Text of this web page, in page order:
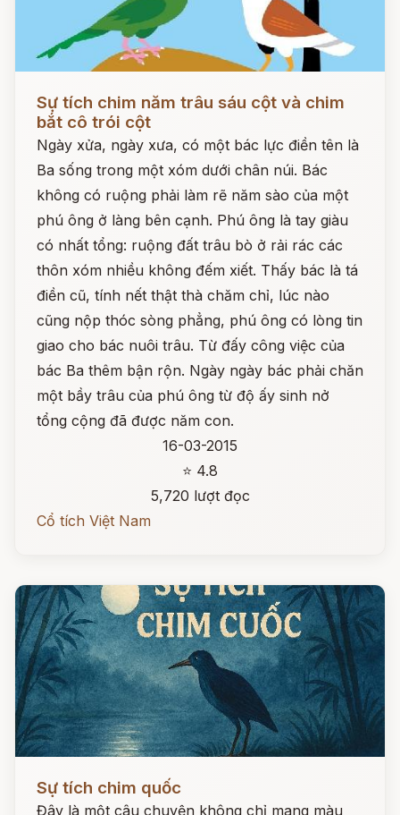
Sự tích chim năm trâu sáu cột và chim
bắt cô trói cột
Ngày xửa, ngày xưa, có một bác lực điền tên là
Ba sống trong một xóm dưới chân núi. Bác
không có ruộng phải làm rẽ năm sào của một
phú ông ở làng bên cạnh. Phú ông là tay giàu
có nhất tổng: ruộng đất trâu bò ở rải rác các
thôn xóm nhiều không đếm xiết. Thấy bác là tá
điền cũ, tính nết thật thà chăm chỉ, lúc nào
cũng nộp thóc sòng phẳng, phú ông có lòng tin
giao cho bác nuôi trâu. Từ đấy công việc của
bác Ba thêm bận rộn. Ngày ngày bác phải chăn
một bầy trâu của phú ông từ độ ấy sinh nở
tổng cộng đã được năm con.
16-03-2015
⭐ 4.8
5,720 lượt đọc
Cổ tích Việt Nam
Sự tích chim quốc
Đây là một câu chuyện không chỉ mang màu